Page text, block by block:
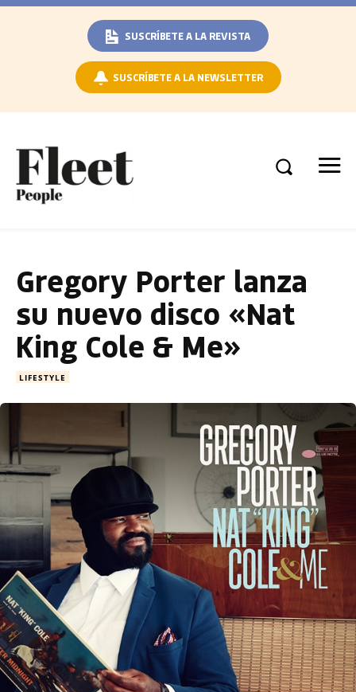
SUSCRÍBETE A LA REVISTA
SUSCRÍBETE A LA NEWSLETTER
Gregory Porter lanza
su nuevo disco «Nat
King Cole & Me»
LIFESTYLE